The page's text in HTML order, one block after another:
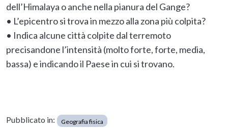
dell’Himalaya o anche nella pianura del Gange?
• L’epicentro si trova in mezzo alla zona più colpita?
• Indica alcune città colpite dal terremoto
precisandone l’intensità (molto forte, forte, media,
bassa) e indicando il Paese in cui si trovano.
Pubblicato in: Geografia fisica